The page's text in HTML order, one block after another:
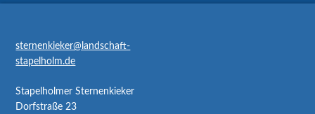
sternenkieker@landschaft-
stapelholm.de
Stapelholmer Sternenkieker
Dorfstraße 23